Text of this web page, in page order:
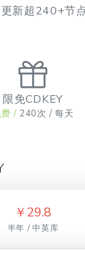
新超240+节
限免CDKEY
/ 240次 / 每天
￥ 29.8
半年 / 中英库